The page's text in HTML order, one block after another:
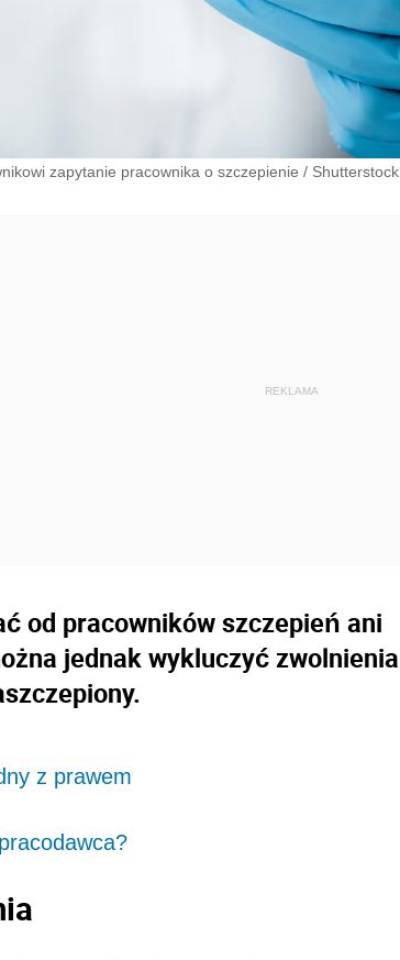
zapytanie pracownika o szczepienie / Shutterstock
od pracowników szczepień ani
jednak wykluczyć zwolnienia
z prawem